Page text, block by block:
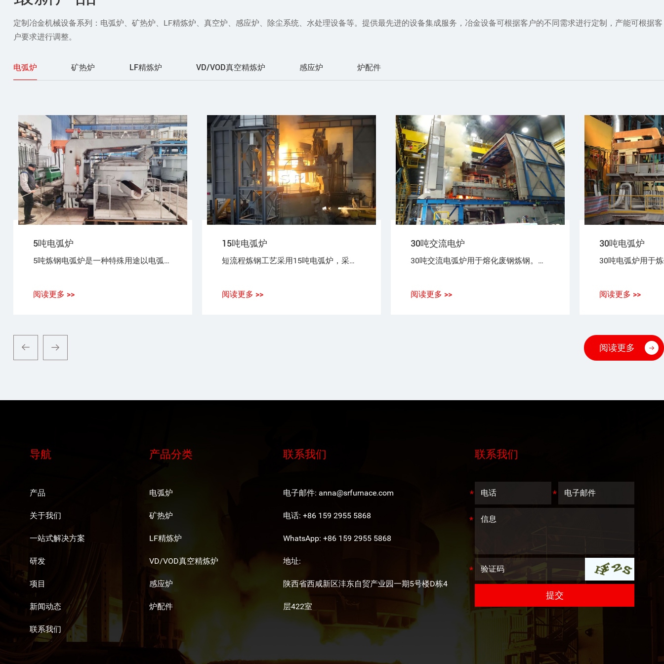
定制冶金机械设备系列：电弧炉、矿热炉、LF精炼炉、真空炉、感应炉、除尘系统、水处理设备等。提供最先进的设备集成服务，冶金设备可根据客户的不同需求进行定制，产能可根据客
户要求进行调整。
电弧炉 矿热炉 LF精炼炉 VD/VOD真空精炼炉 感应炉 炉配件
5吨电弧炉
5吨炼钢电弧炉是一种特殊用途以电弧为热源，以废钢（铁）为原料，生产普通钢、优质碳素钢、合金钢、不锈钢的设备。
阅读更多 >>
15吨电弧炉
短流程炼钢工艺采用15吨电弧炉，采用100%废钢或废钢+铁水（生铁），或废钢+海绵铁（DRI）作为炼钢原料。
阅读更多 >>
30吨交流电炉
30吨交流电弧炉用于熔化废钢炼钢。电能用于熔化废钢。带电材料和电极之间形成电弧。
阅读更多 >>
30吨电弧炉
阅读更多 >>
阅读更多
导航
产品
关于我们
一站式解决方案
研发
项目
新闻动态
联系我们
产品分类
电弧炉
矿热炉
LF精炼炉
VD/VOD真空精炼炉
感应炉
炉配件
联系我们
电子邮件: anna@srfurnace.com
电话: +86 159 2955 5868
WhatsApp: +86 159 2955 5868
地址:
陕西省西咸新区沣东自贸产业园一期5号楼D栋4
层422室
联系我们